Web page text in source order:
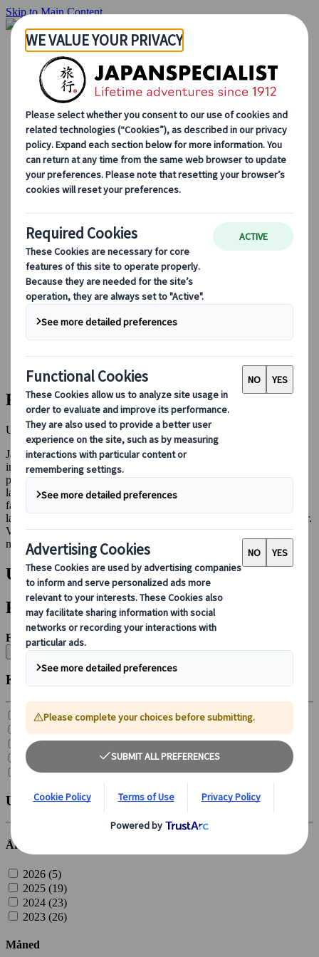
Skip to Main Content
Startside
Rejser
Individuelle rejser
Grupperejser
Kør-selv ferie
Udflugter
Skræddersyede grupperejser
Japan Rail Pass
Sådan arbejder vi
Om os
Vores team
Bliv en del af vores team
Sæsonbestemte rejsetips
Hovedattraktioner
Kulturelle indsigter
Kulinariske oplevelser
Opdag Japan i tog
Ofte stillede spørgsmål
Vigtige oplysninger
Etikette i Japan
Bilkørsel i Japan
Booking hos os
Japan Rail Pass
Indkvartering
Online rejserådgivning
Rejseblog om Japan
Udforsk Japan - Tips, indsigter og inspiration
Japan er et land, hvor tidsløs tradition møder banebrydende
innovation, som skaber en rig kombination af kultur og historie. Fra
pulserende storbyer og futuristiske vidundere, til idylliske, naturlige
landskaber og gamle templer - Japan kaptiverer med alle sine
facetter. Så, hvad end du planlægger en rejse, eller blot beundrer
landet på afstand, så er vores eksperter klar med råd og anbefalinger.
Vi håber at disse vil give dig indsigt og inspiration, til at hjælpe dig
med at udleve dit eventyr i Japan.
Udforsk vores seneste artikler
Filtre
Filtrer efter:
Ryd alle
Kategori
Sæsonbestemte rejsetips (13)
Opdag Japan i tog (
Kulturelle indsigter (11)
Kulinariske oplevelser (9)
Hovedattraktioner (29)
Udgivet
År
2026 (5)
2025 (19)
2024 (23)
2023 (26)
Måned